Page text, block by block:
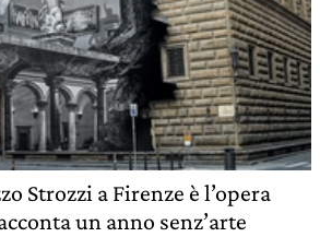
Strozzi a Firenze è l’opera
un anno senz’arte